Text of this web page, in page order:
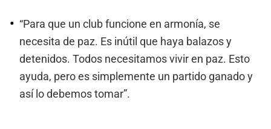
“Para que un club funcione en armonía, se
necesita de paz. Es inútil que haya balazos y
detenidos. Todos necesitamos vivir en paz. Esto
ayuda, pero es simplemente un partido ganado y
así lo debemos tomar”.